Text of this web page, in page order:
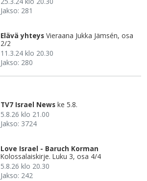
Jakso: 281
Elävä yhteys Vieraana Jukka Jämsén, osa
2/2
11.3.24 klo 20.30
Jakso: 280
TV7 Israel News ke 5.8.
5.8.26 klo 21.00
Jakso: 3724
Love Israel - Baruch Korman
Kolossalaiskirje. Luku 3, osa 4/4
5.8.26 klo 20.30
Jakso: 242